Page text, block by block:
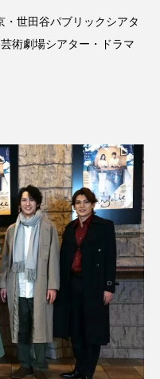
・世田谷パブリックシアタ
術劇場シアター・ドラマ